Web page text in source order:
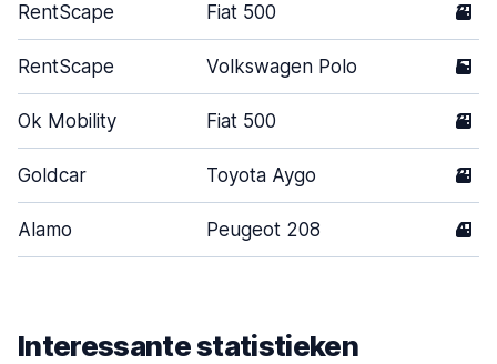
RentScape Fiat 500 3
RentScape Volkswagen Polo 5
Ok Mobility Fiat 500 3
Goldcar Toyota Aygo 3
Alamo Peugeot 208 4
Interessante statistieken